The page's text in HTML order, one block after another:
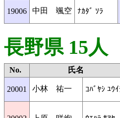
19006 中田 颯空 ﾅｶﾀﾞ ｿﾗ
長野県 15人
No. 氏名
20001 小林 祐一 ｺﾊﾞﾔｼ ﾕｳ